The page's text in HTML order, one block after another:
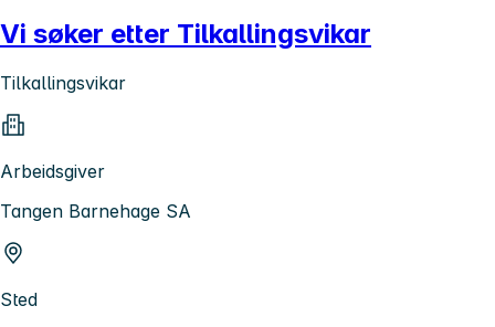
Vi søker etter Tilkallingsvikar
Tilkallingsvikar
Arbeidsgiver
Tangen Barnehage SA
Sted